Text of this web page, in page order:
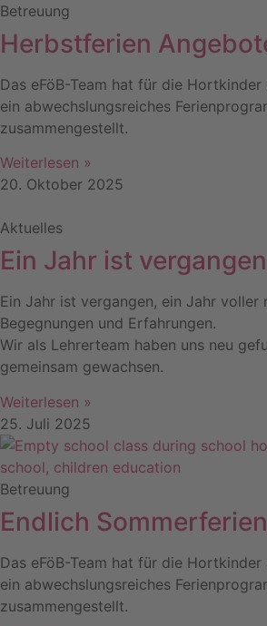
Betreuung
Herbstferien
Das eFöB-Team hat für die
ein abwechslungsreiches
zusammengestellt.
Weiterlesen »
20. Oktober 2025
Aktuelles
Ein Jahr ist
Ein Jahr ist vergangen, ein Jahr voller
Begegnungen und Erfahrungen.
Wir als Lehrerteam haben uns neu
gemeinsam gewachsen.
Weiterlesen »
25. Juli 2025
Betreuung
Endlich
Das eFöB-Team hat für die
ein abwechslungsreiches
zusammengestellt.